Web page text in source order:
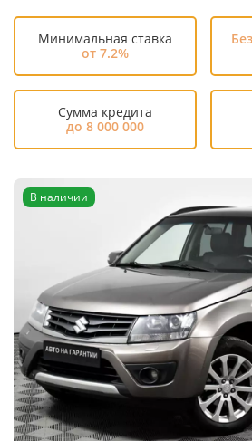
Минимальная ставка
от 7.2%
Сумма кредита
до 8 000 000
В наличии